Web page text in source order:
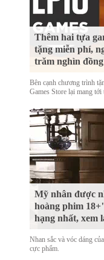
Thêm hai tựa
tặng miễn phí,
trăm nghìn đồng
Bên cạnh chương trình
Games Store lại mang
Mỹ nhân được
hoàng phim
hạng nhất, xem
Nhan sắc và vóc dáng
cực phẩm.